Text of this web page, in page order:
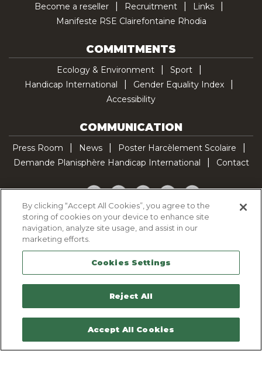
Become a reseller
Recruitment
Links
Manifeste RSE Clairefontaine Rhodia
COMMITMENTS
Ecology & Environment
Sport
Handicap International
Gender Equality Index
Accessibility
COMMUNICATION
Press Room News
Poster Harcèlement Scolaire
Demande Planisphère Handicap International
Contact
Facebook
TwitterYouTubePinterestTikTok
Cookie Policy
Legal Notice
Sitemap
Contactez-nous
By clicking “Accept All Cookies”, you agree to the
storing of cookies on your device to enhance site
navigation, analyze site usage, and assist in our
marketing efforts.
Cookies Settings
Reject All
Accept All Cookies